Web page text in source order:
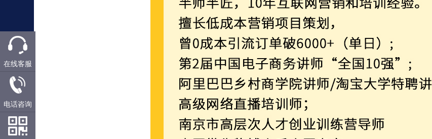
在线客服
电话咨询